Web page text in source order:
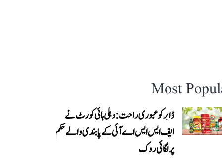
Most
ڈابر کو عبوری راحت: دہلی ہائی کورٹ نے
ایف ایس ایس اے آئی کے پابندی والے حکم
پر لگائی روک